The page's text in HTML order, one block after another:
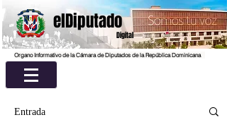
elDiputado
Digital
Organo Informativo de la Cámara de Diputados de la República Dominicana
Entrada